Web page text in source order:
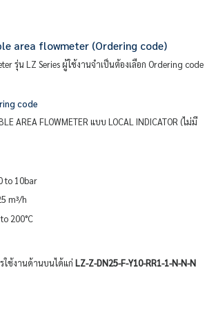
area flowmeter (Ordering code)
รุ่น LZ Series ผู้ใช้งานจำเป็นต้องเลือก Ordering code
code
AREA FLOWMETER แบบ LOCAL INDICATOR (ไม่มี
to 10bar
m³/h
200°C
ใช้งานด้านบนได้แก่ LZ-Z-DN25-F-Y10-RR1-1-N-N-N